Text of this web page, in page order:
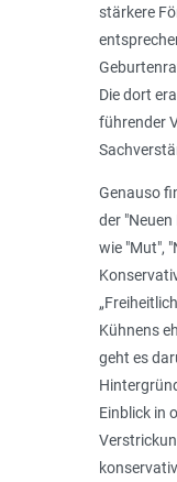
stärkere
Die dort
führender
Genauso
der
wie "Mut",
Kühnens
geht es
Einblick in